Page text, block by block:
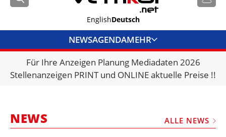
EnglishDeutsch
NEWSAGENDAMEHR
BRANCHENLINKS
VERMIETER
Für Ihre Anzeigen Planung Mediadaten 2026
Stellenanzeigen PRINT und ONLINE aktuelle Preise !!
NEWS ALLE NEWS